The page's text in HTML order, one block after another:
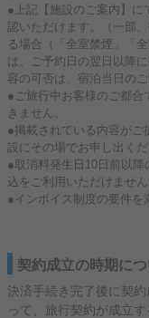
●上記【施設のご案内】
認いただけます。（一部
る場合（「全室禁煙」「
は、ご予約日の翌日以降
容の可否は、宿泊当日の
●ご旅行中お客様のご都合
きません。
●掲載されている内容がご
設にその場でお申し出くだ
●取消料発生日10日前以
込をご利用いただけません
●インボイス制度の要件を
契約成立の時期に
決済手続き完了後に契
って、旅行契約が成立す